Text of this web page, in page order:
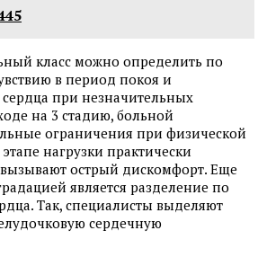
класс можно определить по
в период покоя и
при незначительных
на 3 стадию, больной
ограничения при физической
нагрузки практически
острый дискомфорт. Еще
является разделение по
Так, специалисты выделяют
сердечную